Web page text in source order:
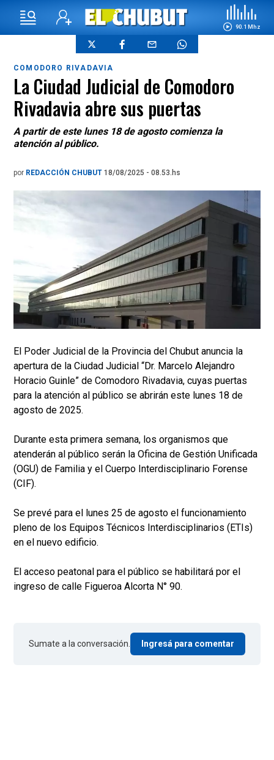
90.1 Mhz
COMODORO RIVADAVIA
La Ciudad Judicial de Comodoro
Rivadavia abre sus puertas
A partir de este lunes 18 de agosto comienza la
atención al público.
por REDACCIÓN CHUBUT 18/08/2025 - 08.53.hs
El Poder Judicial de la Provincia del Chubut anuncia la
apertura de la Ciudad Judicial “Dr. Marcelo Alejandro
Horacio Guinle” de Comodoro Rivadavia, cuyas puertas
para la atención al público se abrirán este lunes 18 de
agosto de 2025.
Durante esta primera semana, los organismos que
atenderán al público serán la Oficina de Gestión Unificada
(OGU) de Familia y el Cuerpo Interdisciplinario Forense
(CIF).
Se prevé para el lunes 25 de agosto el funcionamiento
pleno de los Equipos Técnicos Interdisciplinarios (ETIs)
en el nuevo edificio.
El acceso peatonal para el público se habilitará por el
ingreso de calle Figueroa Alcorta N° 90.
Sumate a la conversación. Ingresá para comentar